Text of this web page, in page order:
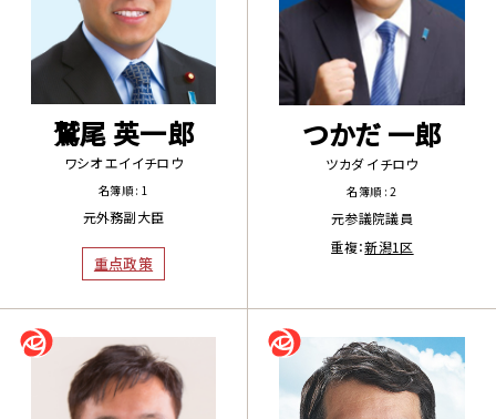
鷲尾 英一郎
ワシオ エイイチロウ
名簿順 : 1
元外務副大臣
重点政策
つかだ 一郎
ツカダ イチロウ
名簿順 : 2
元参議院議員
重複：新潟1区